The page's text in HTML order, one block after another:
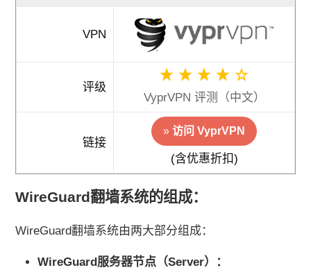
VPN
评级
VyprVPN 评测（中文）
链接
» 访问 VyprVPN
(含优惠折扣)
WireGuard翻墙系统的组成：
WireGuard翻墙系统由两大部分组成：
WireGuard服务器节点（Server）：